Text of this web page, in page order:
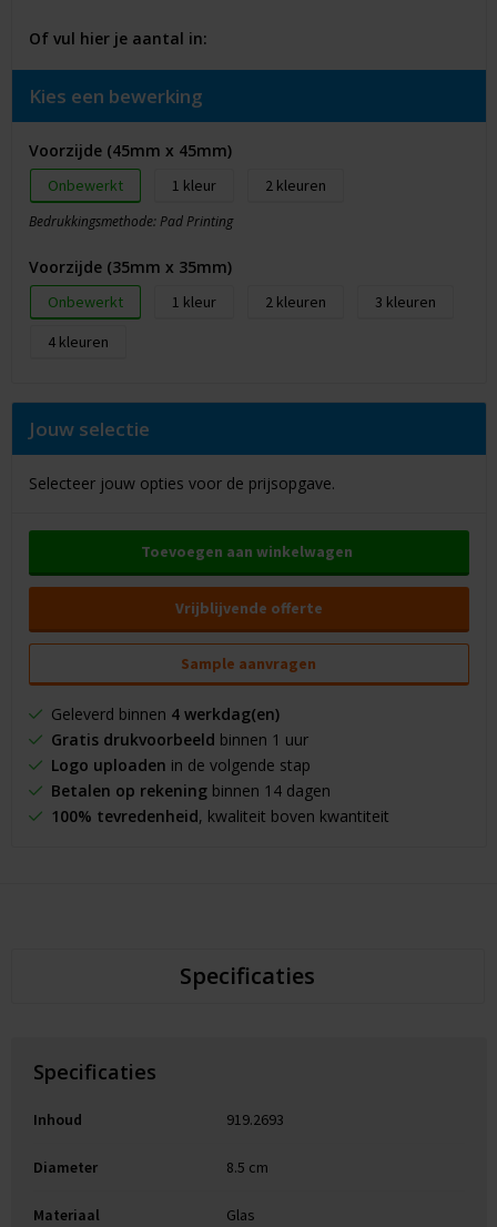
Of vul hier je aantal in:
Kies een bewerking
Voorzijde (45mm x 45mm)
Onbewerkt 1 2
Bedrukkingsmethode: Pad Printing
Voorzijde (35mm x 35mm)
Onbewerkt 1 2
3
4
Jouw selectie
Selecteer jouw opties voor de prijsopgave.
Toevoegen aan winkelwagen
Vrijblijvende offerte
Sample aanvragen
Geleverd binnen 4 werkdag(en)
Gratis drukvoorbeeld binnen 1 uur
Logo uploaden in de volgende stap
Betalen op rekeningbinnen 14 dagen
100% tevredenheid, kwaliteit boven kwantiteit
Specificaties
Specificaties
Inhoud 919.2693
Diameter 8.5 cm
Materiaal Glas